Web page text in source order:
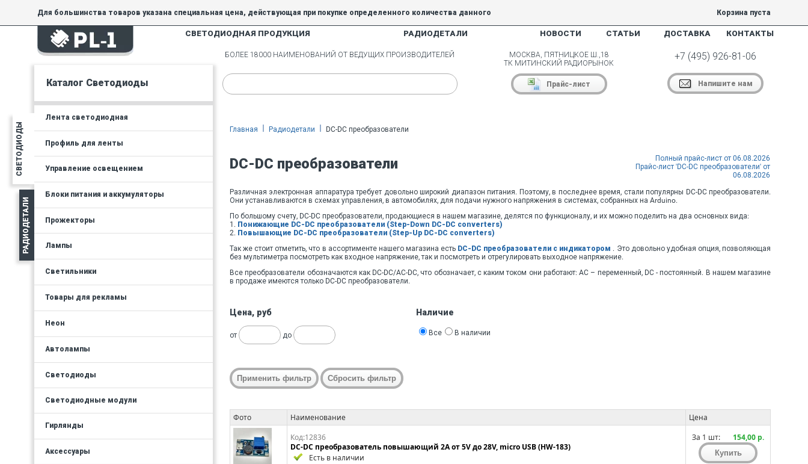
Для большинства товаров указана специальная цена, действующая при покупке определенного количества данного
товара.
На товары, купленные по специальной цене, общие скидки 5% и 10% не действуют.
Корзина пуста
СВЕТОДИОДНАЯ ПРОДУКЦИЯ РАДИОДЕТАЛИ НОВОСТИ СТАТЬИ ДОСТАВКА КОНТАКТЫ
СВЕТОДИОДЫ
РАДИОДЕТАЛИ
Каталог Светодиоды
Лента светодиодная
Профиль для ленты
Управление освещением
Блоки питания и аккумуляторы
Прожекторы
Лампы
Светильники
Товары для рекламы
Неон
Автолампы
Светодиоды
Светодиодные модули
Гирлянды
Аксессуары
БОЛЕЕ 18000 НАИМЕНОВАНИЙ ОТ ВЕДУЩИХ ПРОИЗВОДИТЕЛЕЙ
МОСКВА, ПЯТНИЦКОЕ Ш.,18
ТК МИТИНСКИЙ РАДИОРЫНОК
Прайс-лист
+7 (495) 926-81-06
Напишите нам
Главная Радиодетали DC-DC преобразователи
DC-DC преобразователи
Полный прайс-лист от 06.08.2026
Прайс-лист 'DC-DC преобразователи' от
06.08.2026
Различная электронная аппаратура требует довольно широкий диапазон питания. Поэтому, в последнее время, стали популярны DC-DC преобразователи.
Они устанавливаются в схемах управления, в автомобилях, для подачи нужного напряжения в системах, собранных на Arduino.
По большому счету, DC-DC преобразователи, продающиеся в нашем магазине, делятся по функционалу, и их можно поделить на два основных вида:
1. Понижающие DC-DC преобразователи (Step-Down DC-DC converters)
2. Повышающие DC-DC преобразователи (Step-Up DC-DC converters)
Так же стоит отметить, что в ассортименте нашего магазина есть DC-DC преобразователи с индикатором . Это довольно удобная опция, позволяющая
без мультиметра посмотреть как входное напряжение, так и посмотреть и отрегулировать выходное напряжение.
Все преобразователи обозначаются как DC-DC/AC-DC, что обозначает, с каким током они работают: AC – переменный, DC - постоянный. В нашем магазине
в продаже имеются только DC-DC преобразователи.
Цена, руб
от до
Наличие
Все В наличии
Фото Наименование
Цена
Код:12836
DC-DC преобразователь повышающий 2A от 5V до 28V, micro USB (HW-183)
Есть в наличии
За 1 шт: 154,00 р.